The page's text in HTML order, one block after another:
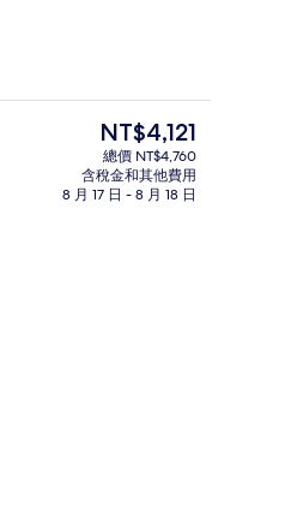
被、客房內保險箱、筆電工作空間
大廳休息區
目
前
的
價
NT$4,121
總價 NT$4,760
含稅金和其他費用
8 月 17 日 - 8 月 18 日